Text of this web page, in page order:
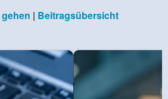
| Beitragsübersicht